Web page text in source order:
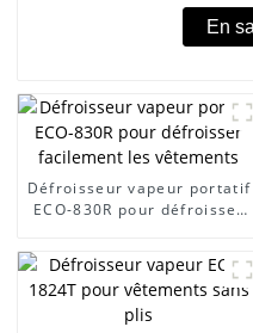
En
Défroisseur vapeur portatif
ECO-830R pour défroisser